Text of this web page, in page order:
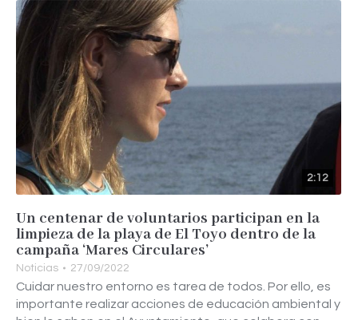
2:12
Un centenar de voluntarios participan en la
limpieza de la playa de El Toyo dentro de la
campaña ‘Mares Circulares’
Noticias 27/09/2022
Cuidar nuestro entorno es tarea de todos. Por ello, es
importante realizar acciones de educación ambiental y